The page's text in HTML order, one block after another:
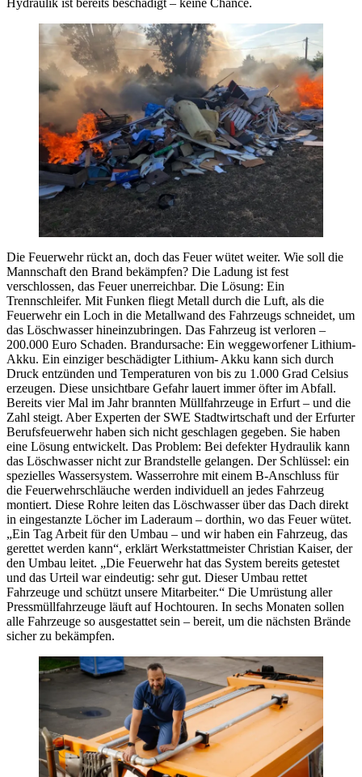
Die Feuerwehr rückt an, doch das Feuer wütet weiter. Wie soll die
Mannschaft den Brand bekämpfen? Die Ladung ist fest
verschlossen, das Feuer unerreichbar. Die Lösung: Ein
Trennschleifer. Mit Funken fliegt Metall durch die Luft, als die
Feuerwehr ein Loch in die Metallwand des Fahrzeugs schneidet, um
das Löschwasser hineinzubringen. Das Fahrzeug ist verloren –
200.000 Euro Schaden. Brandursache: Ein weggeworfener Lithium-
Akku. Ein einziger beschädigter Lithium- Akku kann sich durch
Druck entzünden und Temperaturen von bis zu 1.000 Grad Celsius
erzeugen. Diese unsichtbare Gefahr lauert immer öfter im Abfall.
Bereits vier Mal im Jahr brannten Müllfahrzeuge in Erfurt – und die
Zahl steigt. Aber Experten der SWE Stadtwirtschaft und der Erfurter
Berufsfeuerwehr haben sich nicht geschlagen gegeben. Sie haben
eine Lösung entwickelt. Das Problem: Bei defekter Hydraulik kann
das Löschwasser nicht zur Brandstelle gelangen. Der Schlüssel: ein
spezielles Wassersystem. Wasserrohre mit einem B-Anschluss für
die Feuerwehrschläuche werden individuell an jedes Fahrzeug
montiert. Diese Rohre leiten das Löschwasser über das Dach direkt
in eingestanzte Löcher im Laderaum – dorthin, wo das Feuer wütet.
„Ein Tag Arbeit für den Umbau – und wir haben ein Fahrzeug, das
gerettet werden kann“, erklärt Werkstattmeister Christian Kaiser, der
den Umbau leitet. „Die Feuerwehr hat das System bereits getestet
und das Urteil war eindeutig: sehr gut. Dieser Umbau rettet
Fahrzeuge und schützt unsere Mitarbeiter.“ Die Umrüstung aller
Pressmüllfahrzeuge läuft auf Hochtouren. In sechs Monaten sollen
alle Fahrzeuge so ausgestattet sein – bereit, um die nächsten Brände
sicher zu bekämpfen.